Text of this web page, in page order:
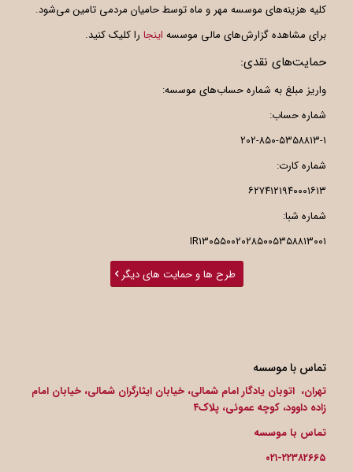
کلیه هزینه‌های موسسه مهر و ماه توسط حامیان مردمی تامین می‌شود.
برای مشاهده گزارش‌های مالی موسسه اینجارا کلیک کنید.
حمایت‌های نقدی:
واریز مبلغ به شماره حساب‌های موسسه:
شماره حساب:
۲۰۲-۸۵۰-۵۳۵۸۸۱۳-۱
شماره کارت:
۶۲۷۴۱۲۱۹۴۰۰۰۱۶۱۳
شماره شبا:
IR۱۳۰۵۵۰۰۲۰۲۸۵۰۰۵۳۵۸۸۱۳۰۰۱
طرح ها و حمایت های دیگر
تماس با موسسه
تهران، اتوبان یادگار امام شمالی، خیابان ایثارگران شمالی، خیابان امام
زاده داوود، کوچه عموئی، پلاک۴
تماس با موسسه
۰۲۱-۲۲۳۸۲۶۶۵